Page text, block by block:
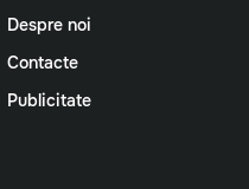
Despre noi
Contacte
Publicitate